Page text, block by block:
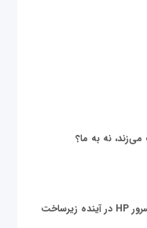
می‌زند، نه به ما؟
زیر پوست دنیای داده؛ نقش سرور HP در آینده زیرساخت